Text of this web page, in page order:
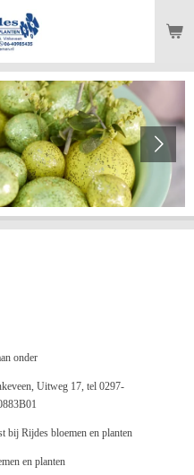
onder
en, Uitweg 17, tel 0297-
bij Rijdes bloemen en planten
en planten